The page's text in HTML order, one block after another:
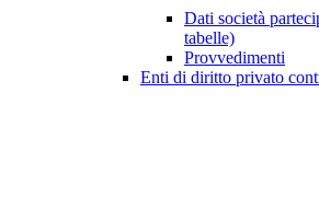
Dati società
tabelle)
Provvedimenti
Enti di diritto privato